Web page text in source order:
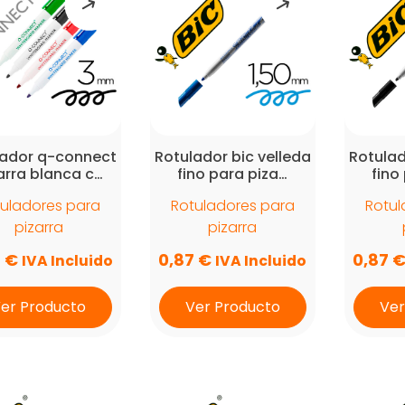
q-connect
blanca c…
para
pizarra
€ IVA Incluido
Producto
Rotulador bic velleda
fino para piza…
Rotuladores para
pizarra
0,87 € IVA Incluido
Ver Producto
fino
0,87